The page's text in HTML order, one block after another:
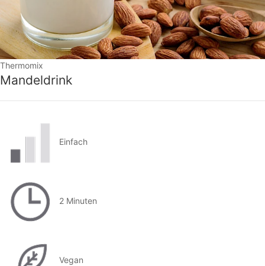
Thermomix
Mandeldrink
Einfach
2 Minuten
Vegan